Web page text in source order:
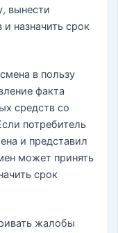
вынести
и назначить срок
в пользу
факта
средств со
потребитель
и представил
может принять
срок
жалобы